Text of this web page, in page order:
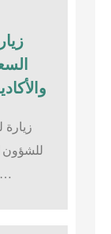
زيارة
للشؤون
وادي مكة 28 مارس 2022…